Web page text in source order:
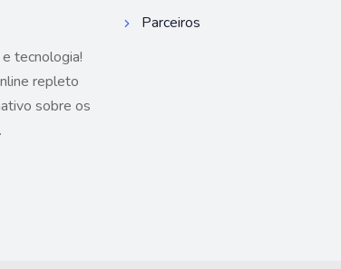
tecnologia!
repleto
sobre os
Parceiros